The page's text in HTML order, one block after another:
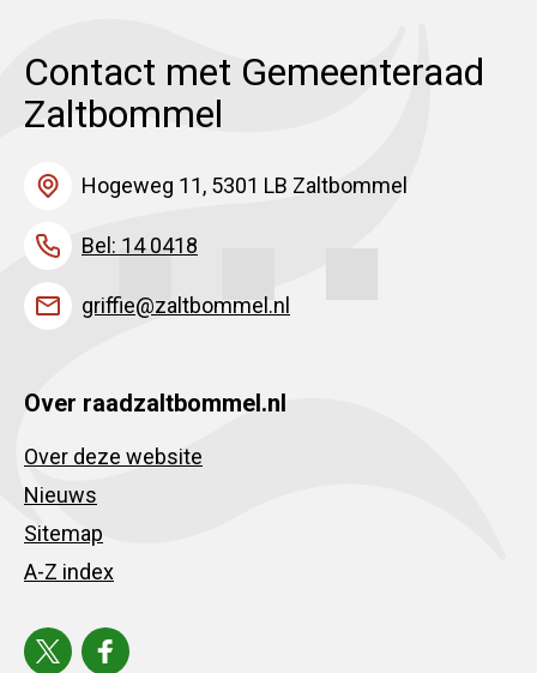
Contact met Gemeenteraad
Zaltbommel
Hogeweg 11, 5301 LB Zaltbommel
Bel: 14 0418
griffie@zaltbommel.nl
Over raadzaltbommel.nl
Over deze website
Nieuws
Sitemap
A-Z index